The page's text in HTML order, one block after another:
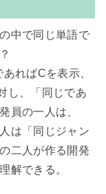
中で同じ単語で
ればCを表示、
し、「同じであ
員の一人は、
は「同じジャン
二人が作る開発
解できる。